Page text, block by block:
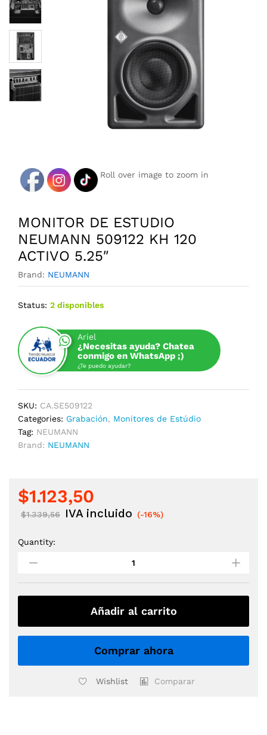
Roll over image to zoom in
MONITOR DE ESTUDIO
NEUMANN 509122 KH 120
ACTIVO 5.25″
Brand: NEUMANN
Status: 2 disponibles
Ariel
¿Necesitas ayuda? Chatea
conmigo en WhatsApp ;)
¿Te puedo ayudar?
SKU: CA.SE509122
Categories: Grabación, Monitores de Estúdio
Tag: NEUMANN
Brand: NEUMANN
$1.123,50
$1.339,56 IVA incluido (-16%)
MONITOR
NEUMANN
509122
ACTIVO
Quantity:
Añadir al carrito
Comprar ahora
Wishlist Comparar